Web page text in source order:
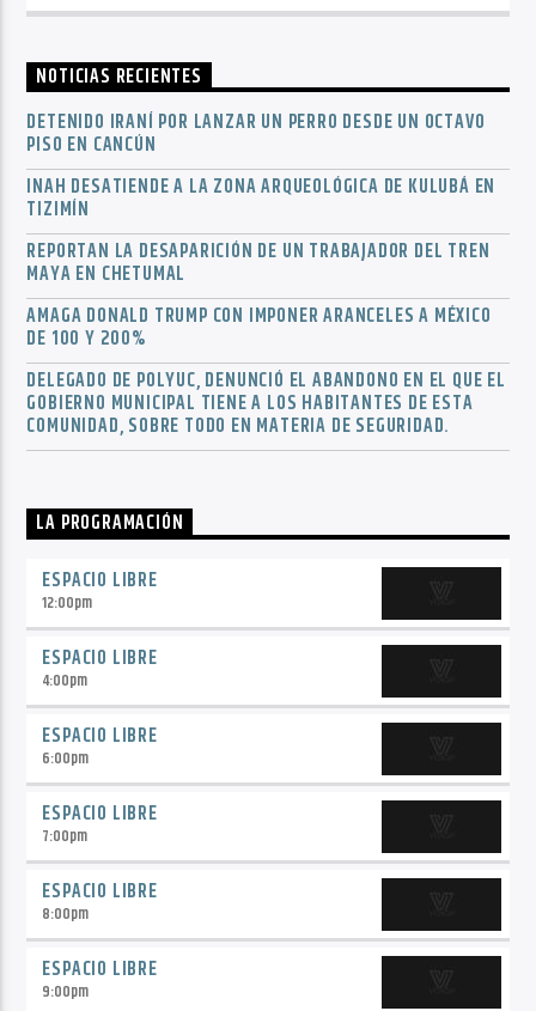
NOTICIAS RECIENTES
DETENIDO IRANÍ POR LANZAR UN PERRO DESDE UN OCTAVO
PISO EN CANCÚN
INAH DESATIENDE A LA ZONA ARQUEOLÓGICA DE KULUBÁ EN
TIZIMÍN
REPORTAN LA DESAPARICIÓN DE UN TRABAJADOR DEL TREN
MAYA EN CHETUMAL
AMAGA DONALD TRUMP CON IMPONER ARANCELES A MÉXICO
DE 100 Y 200%
DELEGADO DE POLYUC, DENUNCIÓ EL ABANDONO EN EL QUE EL
GOBIERNO MUNICIPAL TIENE A LOS HABITANTES DE ESTA
COMUNIDAD, SOBRE TODO EN MATERIA DE SEGURIDAD.
LA PROGRAMACIÓN
ESPACIO LIBRE
12:00pm
ESPACIO LIBRE
4:00pm
ESPACIO LIBRE
6:00pm
ESPACIO LIBRE
7:00pm
ESPACIO LIBRE
8:00pm
ESPACIO LIBRE
9:00pm